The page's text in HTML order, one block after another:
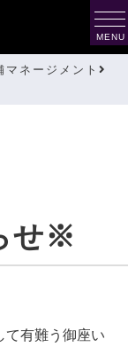
ネージメント
せ※
て有難う御座い
t
o
g
g
MENU